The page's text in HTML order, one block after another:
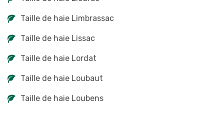
Taille de haie Limbrassac
Taille de haie Lissac
Taille de haie Lordat
Taille de haie Loubaut
Taille de haie Loubens